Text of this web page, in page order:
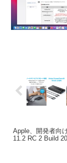
Apple、開発者向
11.2 RC 2 Build